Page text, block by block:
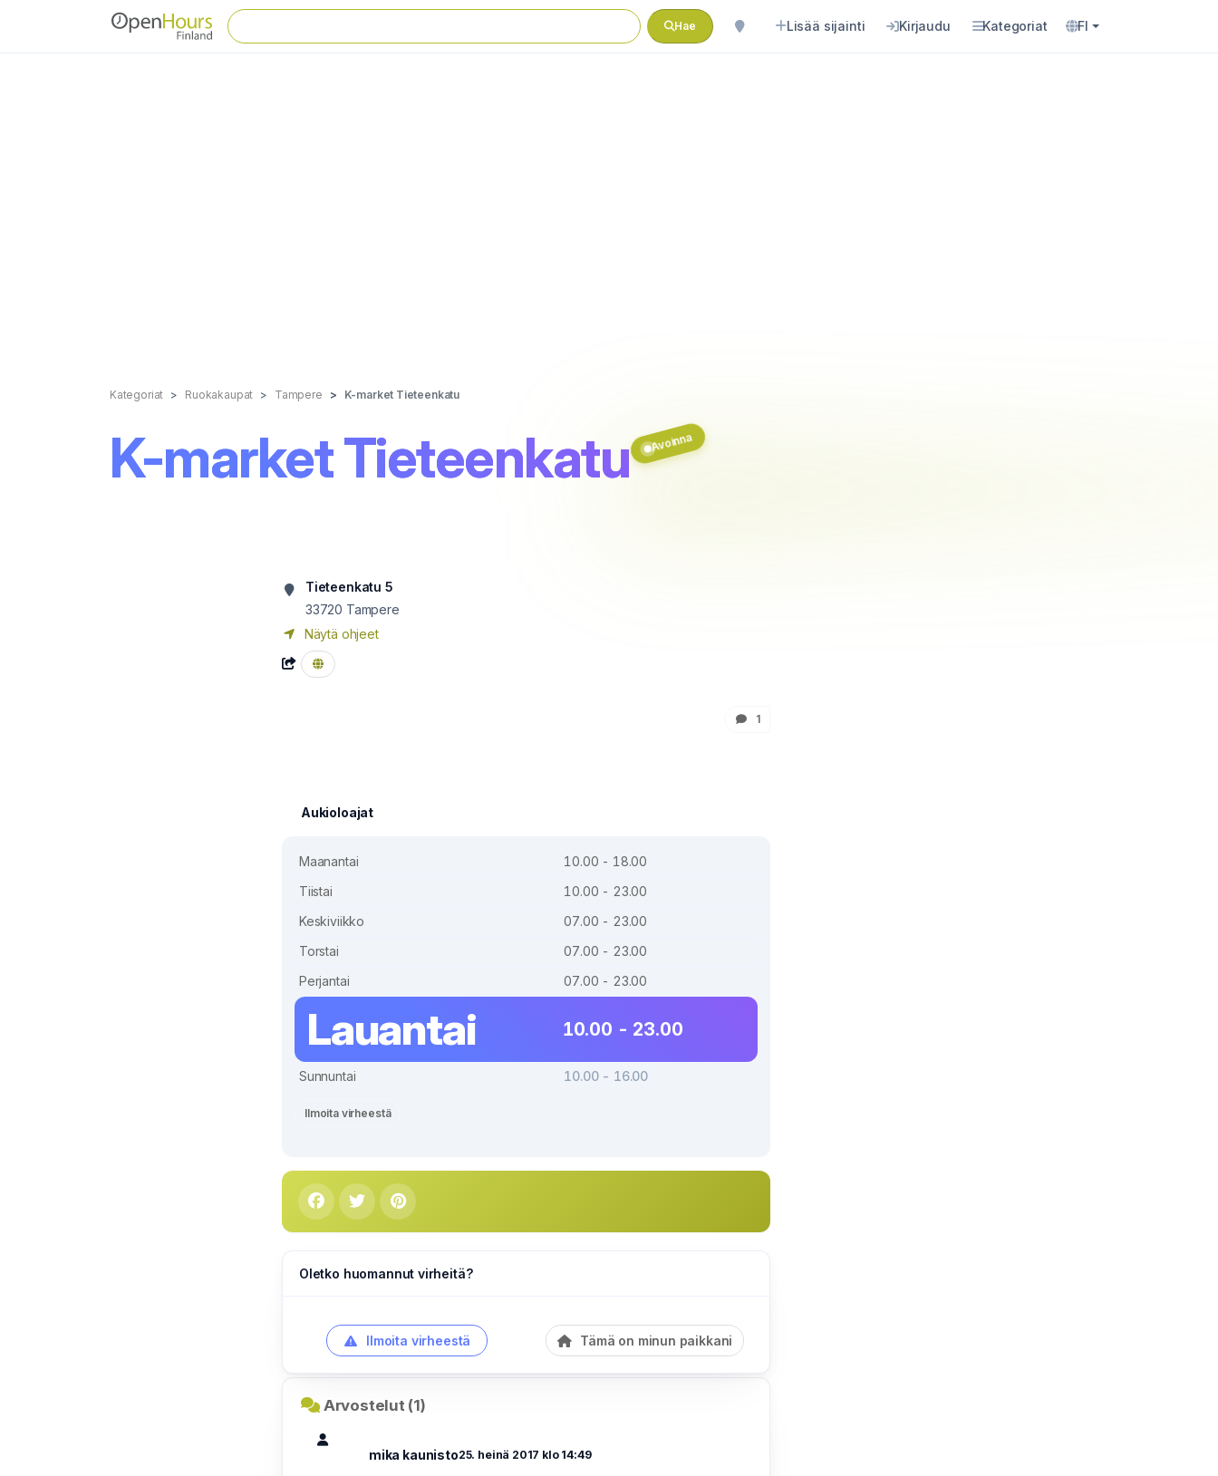
Hae Lisää sijainti Kirjaudu Kategoriat FI
Kategoriat Ruokakaupat Tampere K-market Tieteenkatu
K-market Tieteenkatu Avoinna
Tieteenkatu 5
33720 Tampere
Näytä ohjeet
1
Aukioloajat
Maanantai
10.00 - 18.00
Tiistai
10.00 - 23.00
Keskiviikko
07.00 - 23.00
Torstai
07.00 - 23.00
Perjantai
07.00 - 23.00
Lauantai 10.00 - 23.00
Sunnuntai 10.00 - 16.00
Ilmoita virheestä
Oletko huomannut virheitä?
Ilmoita virheestä Tämä on minun paikkani
Arvostelut (1)
mika kaunisto25. heinä 2017 klo 14:49